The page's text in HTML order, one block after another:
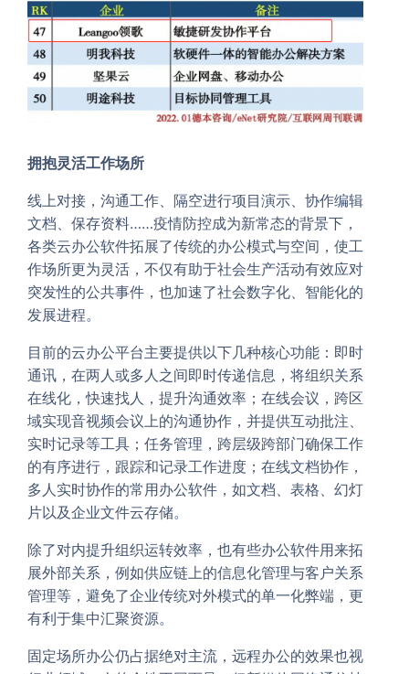
拥抱灵活工作场所
线上对接，沟通工作、隔空进行项目演示、协作编辑
文档、保存资料……疫情防控成为新常态的背景下，
各类云办公软件拓展了传统的办公模式与空间，使工
作场所更为灵活，不仅有助于社会生产活动有效应对
突发性的公共事件，也加速了社会数字化、智能化的
发展进程。
目前的云办公平台主要提供以下几种核心功能：即时
通讯，在两人或多人之间即时传递信息，将组织关系
在线化，快速找人，提升沟通效率；在线会议，跨区
域实现音视频会议上的沟通协作，并提供互动批注、
实时记录等工具；任务管理，跨层级跨部门确保工作
的有序进行，跟踪和记录工作进度；在线文档协作，
多人实时协作的常用办公软件，如文档、表格、幻灯
片以及企业文件云存储。
除了对内提升组织运转效率，也有些办公软件用来拓
展外部关系，例如供应链上的信息化管理与客户关系
管理等，避免了企业传统对外模式的单一化弊端，更
有利于集中汇聚资源。
固定场所办公仍占据绝对主流，远程办公的效果也视